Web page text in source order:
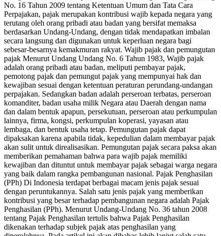
No. 16 Tahun 2009 tentang Ketentuan Umum dan Tata Cara
Perpajakan, pajak merupakan kontribusi wajib kepada negara yang
terutang oleh orang pribadi atau badan yang bersifat memaksa
berdasarkan Undang-Undang, dengan tidak mendapatkan imbalan
secara langsung dan digunakan untuk keperluan negara bagi
sebesar-besarnya kemakmuran rakyat. Wajib pajak dan pemungutan
pajak Menurut Undang Undang No. 6 Tahun 1983, Wajib pajak
adalah orang pribadi atau badan, meliputi pembayar pajak,
pemotong pajak dan pemungut pajak yang mempunyai hak dan
kewajiban sesuai dengan ketentuan peraturan perundang-undangan
perpajakan. Sedangkan badan adalah perseroan terbatas, perseroan
komanditer, badan usaha milik Negara atau Daerah dengan nama
dan dalam bentuk apapun, persekutuan, perseroan atau perkumpulan
lainnya, firma, kongsi, perkumpulan koperasi, yayasan atau
lembaga, dan bentuk usaha tetap. Pemungutan pajak dapat
dipaksakan karena apabila tidak, kepedulian dalam membayar pajak
akan sulit untuk direalisasikan. Pemungutan pajak secara paksa akan
memberikan pemahaman bahwa para wajib pajak memiliki
kewajiban dan dituntut untuk membayar pajak sebagai warga negara
yang baik dalam rangka pembangunan nasional. Pajak Penghasilan
(PPh) Di Indonesia terdapat berbagai macam jenis pajak sesuai
dengan peruntukannya. Salah satu jenis pajak yang memberikan
kontribusi yang besar terhadap pembangunan negara adalah Pajak
Penghasilan (PPh). Menurut Undang-Undang No. 36 tahun 2008
tentang Pajak Penghasilan tertulis bahwa Pajak Penghasilan
dikenakan terhadap subjek pajak atas penghasilan yang